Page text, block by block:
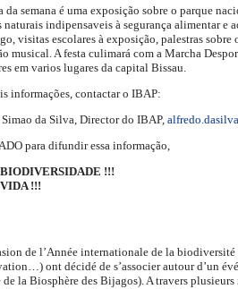
da semana é uma exposição sobre o parque
naturais indipensaveis à segurança alimentar e
visitas escolares à exposição, palestras
musical. A festa culimará com a Marcha
em varios lugares da capital Bissau.
informações, contactar o IBAP:
da Silva, Director do IBAP,
para difundir essa informação,
!!!
!!!
de l’Année internationale de la
ont décidé de s’associer autour d’un
de la Biosphère des Bijagos). A travers